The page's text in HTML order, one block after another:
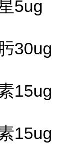
5ug
30ug
15ug
15ug